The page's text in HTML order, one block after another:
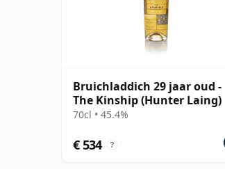
Bruichladdich 29 jaar oud -
The Kinship (Hunter Laing)
70cl • 45.4%
€ 534 ?